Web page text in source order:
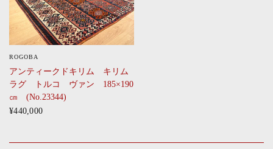
ROGOBA
アンティークドキリム キリム
ラグ トルコ ヴァン 185×190
㎝ (No.23344)
¥440,000